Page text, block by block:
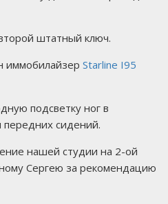
штатный ключ.
иммобилайзер Starline I95
подсветку ног в
сидений.
нашей студии на 2-ой
Сергею за рекомендацию